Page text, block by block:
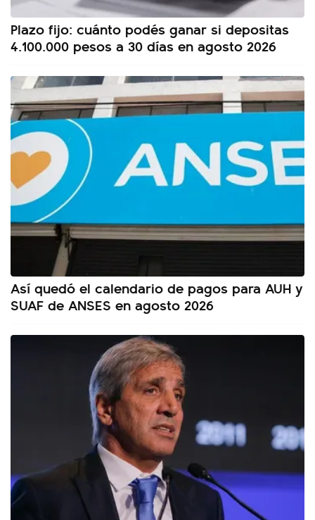
Plazo fijo: cuánto podés ganar si depositas
4.100.000 pesos a 30 días en agosto 2026
Así quedó el calendario de pagos para AUH y
SUAF de ANSES en agosto 2026